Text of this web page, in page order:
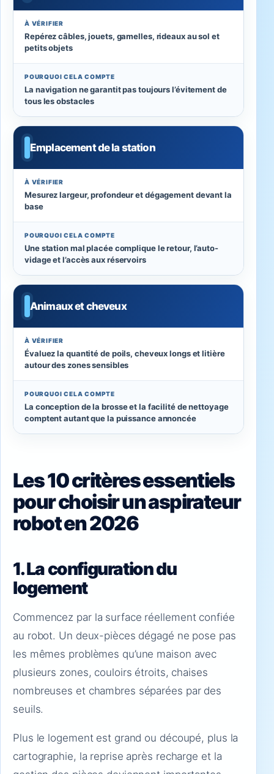
À VÉRIFIER
Repérez câbles, jouets, gamelles, rideaux au sol et
petits objets
POURQUOI CELA COMPTE
La navigation ne garantit pas toujours l’évitement de
tous les obstacles
Emplacement de la station
À VÉRIFIER
Mesurez largeur, profondeur et dégagement devant la
base
POURQUOI CELA COMPTE
Une station mal placée complique le retour, l’auto-
vidage et l’accès aux réservoirs
Animaux et cheveux
À VÉRIFIER
Évaluez la quantité de poils, cheveux longs et litière
autour des zones sensibles
POURQUOI CELA COMPTE
La conception de la brosse et la facilité de nettoyage
comptent autant que la puissance annoncée
Les 10 critères essentiels
pour choisir un aspirateur
robot en 2026
1. La configuration du
logement
Commencez par la surface réellement confiée
au robot. Un deux-pièces dégagé ne pose pas
les mêmes problèmes qu’une maison avec
plusieurs zones, couloirs étroits, chaises
nombreuses et chambres séparées par des
seuils.
Plus le logement est grand ou découpé, plus la
cartographie, la reprise après recharge et la